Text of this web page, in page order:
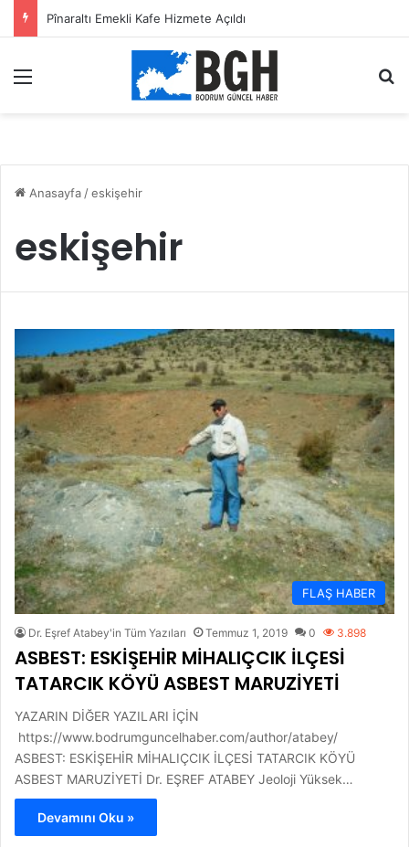
Pînaraltı Emekli Kafe Hizmete Açıldı
Anasayfa /eskişehir
eskişehir
FLAŞ HABER
Dr. Eşref Atabey'in Tüm Yazıları Temmuz 1, 2019 0 3.898
ASBEST: ESKİŞEHİR MİHALIÇCIK İLÇESİ
TATARCIK KÖYÜ ASBEST MARUZİYETİ
YAZARIN DİĞER YAZILARI İÇİN
https://www.bodrumguncelhaber.com/author/atabey/
ASBEST: ESKİŞEHİR MİHALIÇCIK İLÇESİ TATARCIK KÖYÜ
ASBEST MARUZİYETİ Dr. EŞREF ATABEY Jeoloji Yüksek…
Devamını Oku »